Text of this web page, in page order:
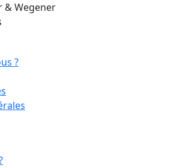
& Wegener
?